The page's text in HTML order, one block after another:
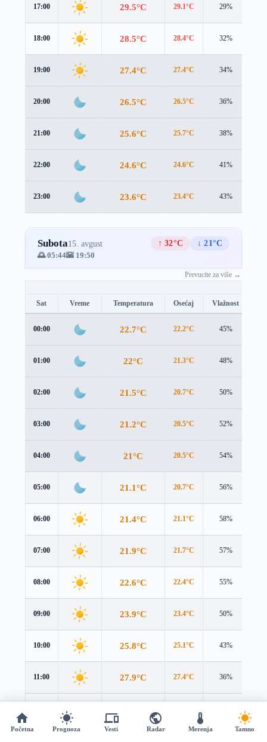
17:00 29.5°C 29.1°C 29%
18:00 28.5°C 28.4°C 32%
19:00 27.4°C 27.4°C 34%
20:00 26.5°C 26.5°C 36%
21:00 25.6°C 25.7°C 38%
22:00 24.6°C 24.6°C 41%
23:00 23.6°C 23.4°C 43%
Subota15. avgust ↑ 32°C
↓ 21°C
🌅 05:44🌇 19:50
Prevucite za više →
Sat Vreme Temperatura Osećaj Vlažnost
00:00 22.7°C 22.2°C 45%
01:00 22°C 21.3°C 48%
02:00 21.5°C 20.7°C 50%
03:00 21.2°C 20.5°C 52%
04:00 21°C 20.5°C 54%
05:00 21.1°C 20.7°C 56%
06:00 21.4°C 21.1°C 58%
07:00 21.9°C 21.7°C 57%
08:00 22.6°C 22.4°C 55%
09:00 23.9°C 23.4°C 50%
10:00 25.8°C 25.1°C 43%
11:00 27.9°C 27.4°C 36%
Početna Prognoza Vesti Radar Merenja Tamno